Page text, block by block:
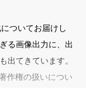
ついてお届けし
る画像出力に、出
出てきています。
作権の扱いについ
分論